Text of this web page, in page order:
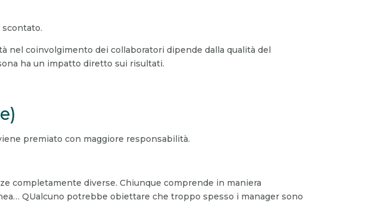
nel coinvolgimento dei collaboratori dipende dalla qualità del
ha un impatto diretto sui risultati.
premiato con maggiore responsabilità.
completamente diverse. Chiunque comprende in maniera
QUalcuno potrebbe obiettare che troppo spesso i manager sono